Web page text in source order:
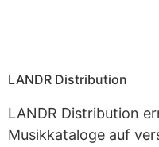
LANDR Distribution
LANDR Distribution
Musikkataloge auf